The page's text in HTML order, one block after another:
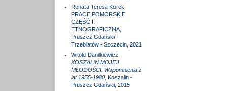
Renata Teresa Korek,
PRACE POMORSKIE,
CZĘŚĆ I:
ETNOGRAFICZNA,
Pruszcz Gdański -
Trzebiatów - Szczecin, 2021
Witold Danilkiewicz,
KOSZALIN MOJEJ
MŁODOŚCI. Wspomnienia z
lat 1955-1980, Koszalin -
Pruszcz Gdański, 2015